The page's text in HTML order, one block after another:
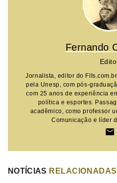
Fernando
Jornalista, editor do
pela Unesp, com pós-
com 25 anos de experiência
política e esportes.
acadêmico, como professor
Comunicação e líder
NOTÍCIAS RELACIONADAS